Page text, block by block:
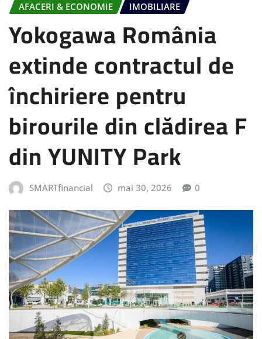
AFACERI & ECONOMIE IMOBILIARE
Yokogawa România
extinde contractul de
închiriere pentru
birourile din clădirea F
din YUNITY Park
SMARTfinancial mai 30, 2026 0